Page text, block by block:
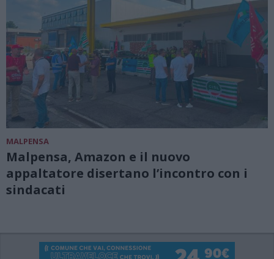
MALPENSA
Malpensa, Amazon e il nuovo
appaltatore disertano l’incontro con i
sindacati